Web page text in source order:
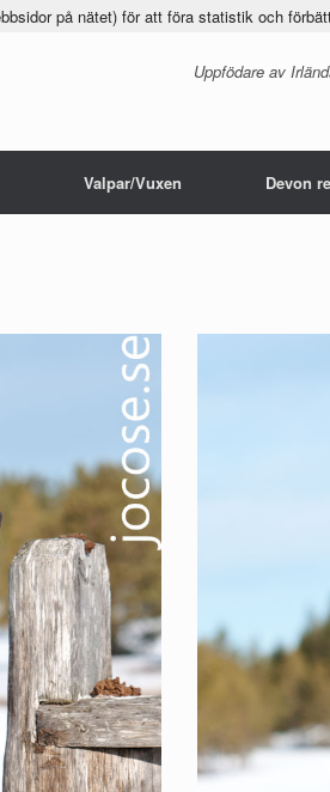
Uppfödare av
Valpar/Vuxen Devon
på nätet) för att föra statistik och